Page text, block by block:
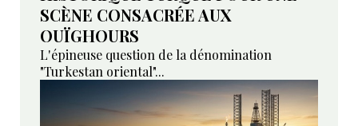
SCÈNE CONSACRÉE AUX
OUÏGHOURS
L'épineuse question de la dénomination
"Turkestan oriental"...